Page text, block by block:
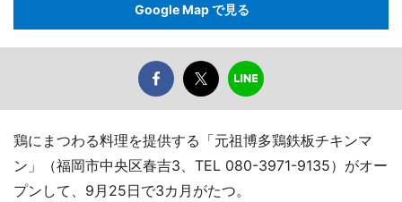
Google Map で見る
鶏にまつわる料理を提供する「元祖博多鶏鉄板チキンマ
ン」（福岡市中央区春吉3、TEL 080-3971-9135）がオー
プンして、9月25日で3カ月がたつ。